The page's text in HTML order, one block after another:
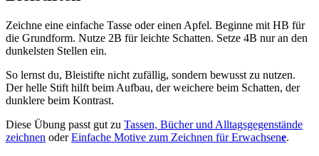
Zeichne eine einfache Tasse oder einen Apfel. Beginne mit HB für
die Grundform. Nutze 2B für leichte Schatten. Setze 4B nur an den
dunkelsten Stellen ein.
So lernst du, Bleistifte nicht zufällig, sondern bewusst zu nutzen.
Der helle Stift hilft beim Aufbau, der weichere beim Schatten, der
dunklere beim Kontrast.
Diese Übung passt gut zu Tassen, Bücher und Alltagsgegenstände
zeichnen oderEinfache Motive zum Zeichnen für Erwachsene.